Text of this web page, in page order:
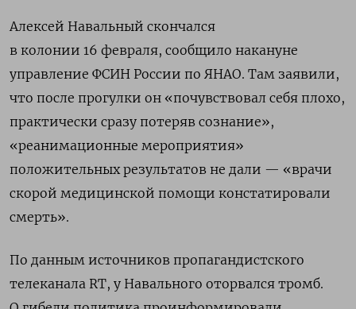
Алексей Навальный скончался
в колонии 16 февраля, сообщило накануне
управление ФСИН России по ЯНАО. Там заявили,
что после прогулки он «почувствовал себя плохо,
практически сразу потеряв сознание»,
«реанимационные мероприятия»
положительных результатов не дали — «врачи
скорой медицинской помощи констатировали
смерть».
По данным источников пропагандистского
телеканала RT, у Навального оторвался тромб.